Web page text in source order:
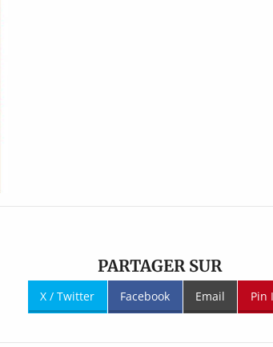
PARTAGER SUR
X / Twitter Facebook Email Pin